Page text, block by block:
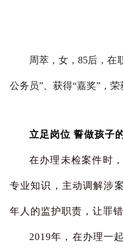
周萃，女，85后，在
公务员”、获得“嘉奖”，
立足岗位 誓做孩子
在办理未检案件时
专业知识，主动调解涉
年人的监护职责，让罪
2019年，在办理一